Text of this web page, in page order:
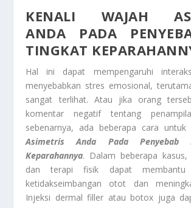
KENALI WAJAH
ANDA
PADA
TINGKAT
Hal ini dapat mempengaruhi
menyebabkan stres emosional,
sangat terlihat. Atau jika orang
komentar negatif tentang
sebenarnya, ada beberapa cara untuk
Asimetris Anda
Pada Penyebab
Keparahannya. Dalam beberapa
dan terapi fisik dapat membantu
ketidakseimbangan otot dan
Injeksi dermal filler atau botox juga